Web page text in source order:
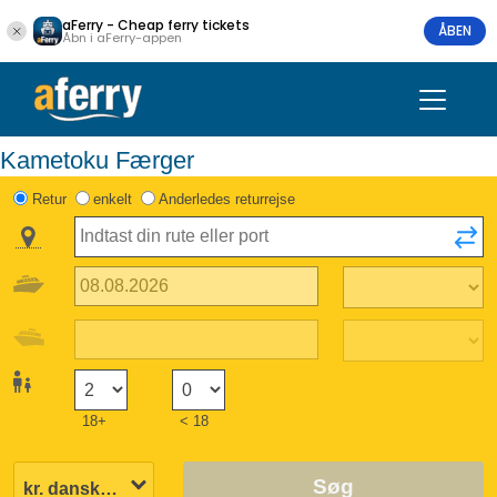
aFerry - Cheap ferry tickets
Åbn i aFerry-appen ÅBEN
Kametoku Færger
Retur enkelt Anderledes returrejse
18+ < 18
Søg